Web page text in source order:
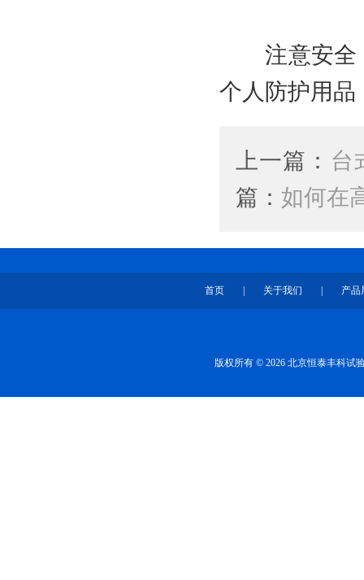
注意安全：
个人防护用品
上一篇： 台
篇： 如何在
首页 关于我们 产品
版权所有 © 2026 北京恒泰丰科试